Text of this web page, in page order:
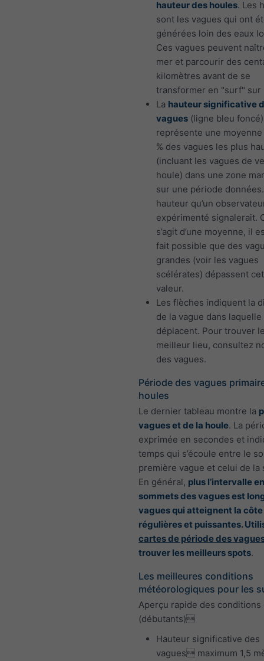
hauteur des houles. Les
sont les vagues qui ont
générées loin des eaux
Ces vagues peuvent
mer et parcourir des
kilomètres avant de se
transformer en "surf" sur
La hauteur significative
vagues (ligne bleu foncé)
représente une
% des vagues les plus
(incluant les vagues de
houle) dans une zone
sur une période données.
hauteur qu’un
expérimenté signalerait.
s’agit d’une moyenne, il
fait possible que des
grandes (voir les vagues
scélérates) dépassent
valeur.
Les flèches indiquent la
de la vague dans
déplacent. Pour trouver
meilleur lieu, consultez
des vagues.
Période des vagues
houles
Le dernier tableau montre la
vagues et de la houle. La
exprimée en secondes et
temps qui s’écoule entre le
première vague et celui de la
En général, plus l’intervalle
sommets des vagues est
vagues qui atteignent la
régulières et puissantes.
cartes de période des
trouver les meilleurs spots.
Les meilleures conditions
météorologiques pour les
Aperçu rapide des
(débutants)
Hauteur significative des
vagues maximum 1,5